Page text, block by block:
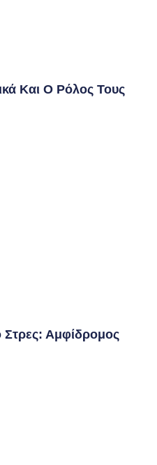
Και Ο Ρόλος Τους
Αμφίδρομος